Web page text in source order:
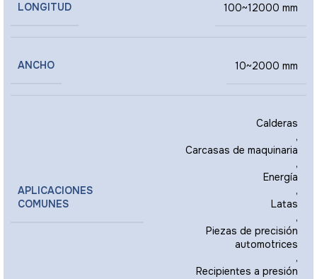
LONGITUD 100~12000 mm
ANCHO 10~2000 mm
APLICACIONES
COMUNES
Calderas
,
Carcasas de maquinaria
,
Energía
,
Latas
,
Piezas de precisión
automotrices
,
Recipientes a presión